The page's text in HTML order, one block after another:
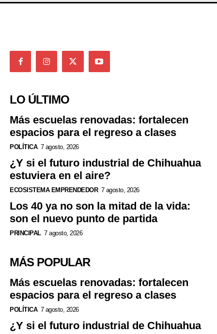
LO ÚLTIMO
Más escuelas renovadas: fortalecen
espacios para el regreso a clases
POLÍTICA 7 agosto, 2026
¿Y si el futuro industrial de Chihuahua
estuviera en el aire?
ECOSISTEMA EMPRENDEDOR 7 agosto, 2026
Los 40 ya no son la mitad de la vida:
son el nuevo punto de partida
PRINCIPAL 7 agosto, 2026
MÁS POPULAR
Más escuelas renovadas: fortalecen
espacios para el regreso a clases
POLÍTICA 7 agosto, 2026
¿Y si el futuro industrial de Chihuahua